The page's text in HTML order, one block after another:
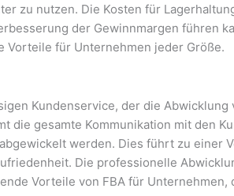
zu nutzen. Die Kosten für
der Gewinnmargen führen
Vorteile für Unternehmen jeder Größe.
Kundenservice, der die Abwicklung
die gesamte Kommunikation mit den
werden. Dies führt zu einer
Die professionelle
Vorteile von FBA für